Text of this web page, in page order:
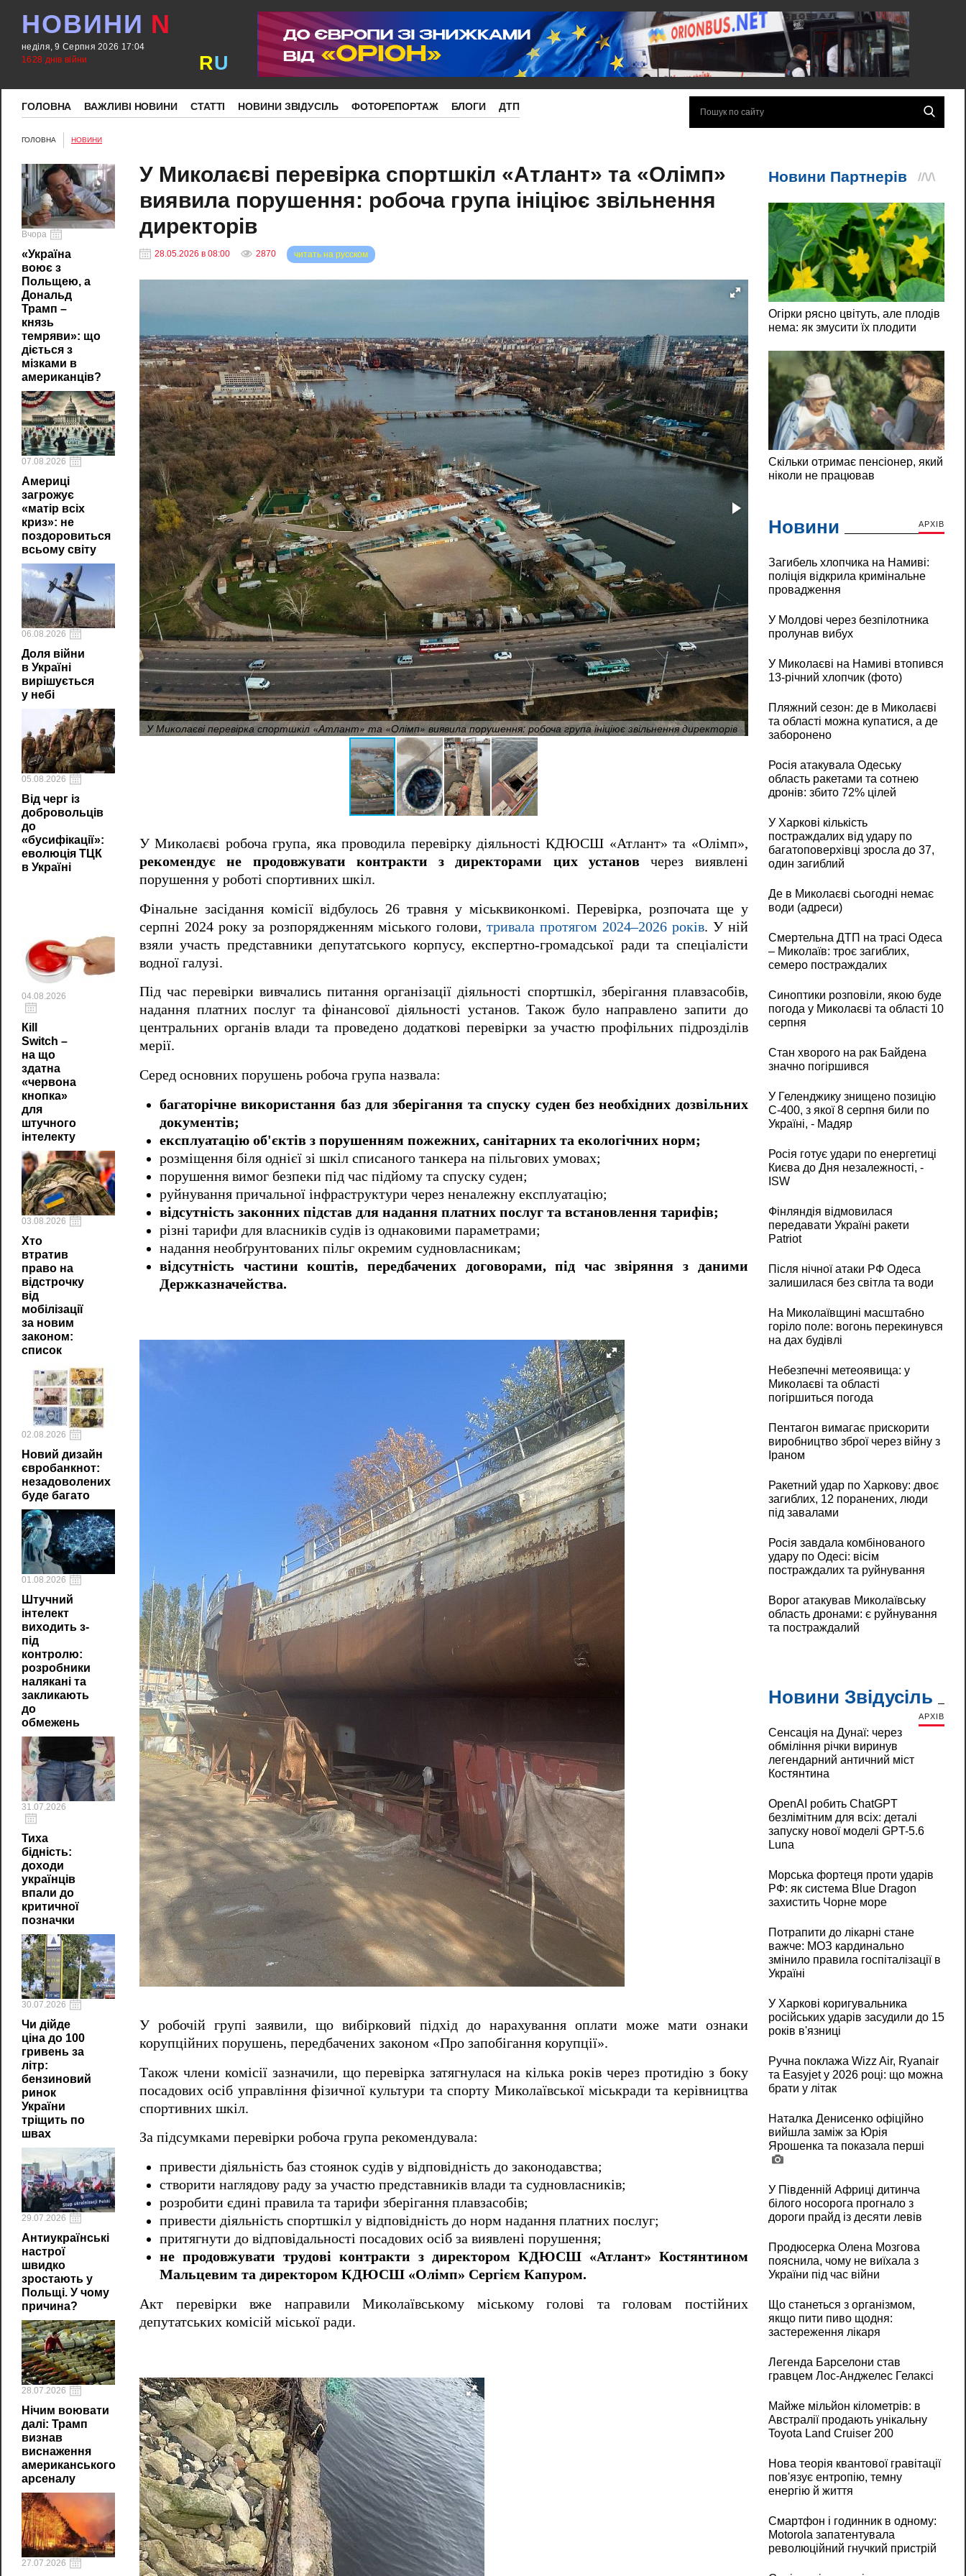
НОВИНИ N
неділя, 9 Серпня 2026 17:04
1628 днів війни
RU
ГОЛОВНА ВАЖЛИВІ НОВИНИ СТАТТІ НОВИНИ ЗВІДУСІЛЬ ФОТОРЕПОРТАЖ БЛОГИ ДТП
ГОЛОВНА НОВИНИ
Вчора
«Україна
воює з
Польщею, а
Дональд
Трамп –
князь
темряви»: що
діється з
мізками в
американців?
07.08.2026
Америці
загрожує
«матір всіх
криз»: не
поздоровиться
всьому світу
06.08.2026
Доля війни
в Україні
вирішується
у небі
05.08.2026
Від черг із
добровольців
до
«бусифікації»:
еволюція ТЦК
в Україні
04.08.2026
Кill
Switch –
на що
здатна
«червона
кнопка»
для
штучного
інтелекту
03.08.2026
Хто
втратив
право на
відстрочку
від
мобілізації
за новим
законом:
список
02.08.2026
Новий дизайн
євробанкнот:
незадоволених
буде багато
01.08.2026
Штучний
інтелект
виходить з-
під
контролю:
розробники
налякані та
закликають
до
обмежень
31.07.2026
Тиха
бідність:
доходи
українців
впали до
критичної
позначки
30.07.2026
Чи дійде
ціна до 100
гривень за
літр:
бензиновий
ринок
України
тріщить по
швах
29.07.2026
Антиукраїнські
настрої
швидко
зростають у
Польщі. У чому
причина?
28.07.2026
Нічим воювати
далі: Трамп
визнав
виснаження
американського
арсеналу
27.07.2026
У Миколаєві перевірка спортшкіл «Атлант» та «Олімп»
виявила порушення: робоча група ініціює звільнення
директорів
28.05.2026 в 08:00 2870 читать на русском
У Миколаєві перевірка спортшкіл «Атлант» та «Олімп» виявила порушення: робоча група ініціює звільнення директорів У Миколаєві перевірка спортшкіл
У Миколаєві робоча група, яка проводила перевірку діяльності КДЮСШ «Атлант» та «Олімп»,
рекомендує не продовжувати контракти з директорами цих установ через виявлені
порушення у роботі спортивних шкіл.
Фінальне засідання комісії відбулось 26 травня у міськвиконкомі. Перевірка, розпочата ще у
серпні 2024 року за розпорядженням міського голови,тривала протягом 2024–2026 років. У ній
взяли участь представники депутатського корпусу, експертно-громадської ради та спеціалісти
водної галузі.
Під час перевірки вивчались питання організації діяльності спортшкіл, зберігання плавзасобів,
надання платних послуг та фінансової діяльності установ. Також було направлено запити до
центральних органів влади та проведено додаткові перевірки за участю профільних підрозділів
мерії.
Серед основних порушень робоча група назвала:
багаторічне використання баз для зберігання та спуску суден без необхідних дозвільних
документів;
експлуатацію об'єктів з порушенням пожежних, санітарних та екологічних норм;
розміщення біля однієї зі шкіл списаного танкера на пільгових умовах;
порушення вимог безпеки під час підйому та спуску суден;
руйнування причальної інфраструктури через неналежну експлуатацію;
відсутність законних підстав для надання платних послуг та встановлення тарифів;
різні тарифи для власників судів із однаковими параметрами;
надання необґрунтованих пільг окремим судновласникам;
відсутність частини коштів, передбачених договорами, під час звіряння з даними
Держказначейства.
У робочій групі заявили, що вибірковий підхід до нарахування оплати може мати ознаки
корупційних порушень, передбачених законом «Про запобігання корупції».
Також члени комісії зазначили, що перевірка затягнулася на кілька років через протидію з боку
посадових осіб управління фізичної культури та спорту Миколаївської міськради та керівництва
спортивних шкіл.
За підсумками перевірки робоча група рекомендувала:
привести діяльність баз стоянок судів у відповідність до законодавства;
створити наглядову раду за участю представників влади та судновласників;
розробити єдині правила та тарифи зберігання плавзасобів;
привести діяльність спортшкіл у відповідність до норм надання платних послуг;
притягнути до відповідальності посадових осіб за виявлені порушення;
не продовжувати трудові контракти з директором КДЮСШ «Атлант» Костянтином
Мальцевим та директором КДЮСШ «Олімп» Сергієм Капуром.
Акт перевірки вже направили Миколаївському міському голові та головам постійних
депутатських комісій міської ради.
Новини АРХІВ
Загибель хлопчика на Намиві:
поліція відкрила кримінальне
провадження
У Молдові через безпілотника
пролунав вибух
У Миколаєві на Намиві втопився
13-річний хлопчик (фото)
Пляжний сезон: де в Миколаєві
та області можна купатися, а де
заборонено
Росія атакувала Одеську
область ракетами та сотнею
дронів: збито 72% цілей
У Харкові кількість
постраждалих від удару по
багатоповерхівці зросла до 37,
один загиблий
Де в Миколаєві сьогодні немає
води (адреси)
Смертельна ДТП на трасі Одеса
– Миколаїв: троє загиблих,
семеро постраждалих
Синоптики розповіли, якою буде
погода у Миколаєві та області 10
серпня
Стан хворого на рак Байдена
значно погіршився
У Геленджику знищено позицію
С-400, з якої 8 серпня били по
Україні, - Мадяр
Росія готує удари по енергетиці
Києва до Дня незалежності, -
ISW
Фінляндія відмовилася
передавати Україні ракети
Patriot
Після нічної атаки РФ Одеса
залишилася без світла та води
На Миколаївщині масштабно
горіло поле: вогонь перекинувся
на дах будівлі
Небезпечні метеоявища: у
Миколаєві та області
погіршиться погода
Пентагон вимагає прискорити
виробництво зброї через війну з
Іраном
Ракетний удар по Харкову: двоє
загиблих, 12 поранених, люди
під завалами
Росія завдала комбінованого
удару по Одесі: вісім
постраждалих та руйнування
Ворог атакував Миколаївську
область дронами: є руйнування
та постраждалий
Новини Звідусіль
АРХІВ
Сенсація на Дунаї: через
обміління річки виринув
легендарний античний міст
Костянтина
OpenAI робить ChatGPT
безлімітним для всіх: деталі
запуску нової моделі GPT-5.6
Luna
Морська фортеця проти ударів
РФ: як система Blue Dragon
захистить Чорне море
Потрапити до лікарні стане
важче: МОЗ кардинально
змінило правила госпіталізації в
Україні
У Харкові коригувальника
російських ударів засудили до 15
років в'язниці
Ручна поклажа Wizz Air, Ryanair
та Easyjet у 2026 році: що можна
брати у літак
Наталка Денисенко офіційно
вийшла заміж за Юрія
Ярошенка та показала перші
У Південній Африці дитинча
білого носорога прогнало з
дороги прайд із десяти левів
Продюсерка Олена Мозгова
пояснила, чому не виїхала з
України під час війни
Що станеться з організмом,
якщо пити пиво щодня:
застереження лікаря
Легенда Барселони став
гравцем Лос-Анджелес Гелаксі
Майже мільйон кілометрів: в
Австралії продають унікальну
Toyota Land Cruiser 200
Нова теорія квантової гравітації
пов'язує ентропію, темну
енергію й життя
Смартфон і годинник в одному:
Motorola запатентувала
революційний гнучкий пристрій